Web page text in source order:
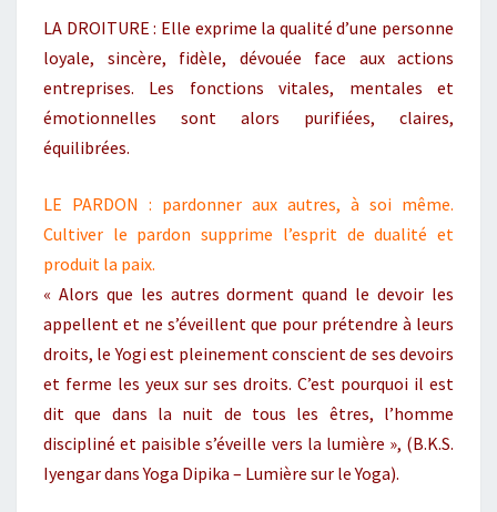
LA DROITURE : Elle exprime la qualité d’une personne
loyale, sincère, fidèle, dévouée face aux actions
entreprises. Les fonctions vitales, mentales et
émotionnelles sont alors purifiées, claires,
équilibrées.
LE PARDON : pardonner aux autres, à soi même.
Cultiver le pardon supprime l’esprit de dualité et
produit la paix.
« Alors que les autres dorment quand le devoir les
appellent et ne s’éveillent que pour prétendre à leurs
droits, le Yogi est pleinement conscient de ses devoirs
et ferme les yeux sur ses droits. C’est pourquoi il est
dit que dans la nuit de tous les êtres, l’homme
discipliné et paisible s’éveille vers la lumière », (B.K.S.
Iyengar dans Yoga Dipika – Lumière sur le Yoga).